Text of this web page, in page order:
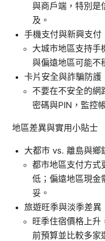
與商戶端，特別是
及。
手機支付與新興支付
大城市地區支持手
與偏遠地區可能不
卡片安全與詐騙防護
不要在不安全的網
密碼與PIN，監控
地區差異與實用小貼士
大都市 vs. 離島與鄉
都市地區支付方式
低；偏遠地區現金
妥。
旅遊旺季與淡季差異
旺季住宿價格上升
前預算並比較多家